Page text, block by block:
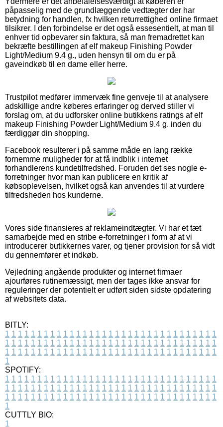
påpasselig med de grundlæggende vedtægter der har
betydning for handlen, fx hvilken returrettighed online firmaet
tilsikrer. I den forbindelse er det også essesentielt, at man til
enhver tid opbevarer sin faktura, så man fremadrettet kan
bekræfte bestillingen af elf makeup Finishing Powder
Light/Medium 9.4 g., uden hensyn til om du er på
gaveindkøb til en dame eller herre.
Trustpilot medfører immervæk fine genveje til at analysere
adskillige andre køberes erfaringer og derved stiller vi
forslag om, at du udforsker online butikkens ratings af elf
makeup Finishing Powder Light/Medium 9.4 g. inden du
færdiggør din shopping.
Facebook resulterer i på samme måde en lang række
fornemme muligheder for at få indblik i internet
forhandlerens kundetilfredshed. Foruden det ses nogle e-
forretninger hvor man kan publicere en kritik af
købsoplevelsen, hvilket også kan anvendes til at vurdere
tilfredsheden hos kunderne.
Vores side finansieres af reklameindtægter. Vi har et tæt
samarbejde med en stribe e-forretninger i form af at vi
introducerer butikkernes varer, og tjener provision for så vidt
du gennemfører et indkøb.
Vejledning angående produkter og internet firmaer
ajourføres rutinemæssigt, men der tages ikke ansvar for
reguleringer der potentielt er udført siden sidste opdatering
af websitets data.
BITLY:
1 1 1 1 1 1 1 1 1 1 1 1 1 1 1 1 1 1 1 1 1 1 1 1 1 1 1 1 1 1 1 1 1
1 1 1 1 1 1 1 1 1 1 1 1 1 1 1 1 1 1 1 1 1 1 1 1 1 1 1 1 1 1 1 1 1
1 1 1 1 1 1 1 1 1 1 1 1 1 1 1 1 1 1 1 1 1 1 1 1 1 1 1 1 1 1 1 1 1
1
SPOTIFY:
1 1 1 1 1 1 1 1 1 1 1 1 1 1 1 1 1 1 1 1 1 1 1 1 1 1 1 1 1 1 1 1 1
1 1 1 1 1 1 1 1 1 1 1 1 1 1 1 1 1 1 1 1 1 1 1 1 1 1 1 1 1 1 1 1 1
1 1 1 1 1 1 1 1 1 1 1 1 1 1 1 1 1 1 1 1 1 1 1 1 1 1 1 1 1 1 1 1 1
1
CUTTLY BIO:
1